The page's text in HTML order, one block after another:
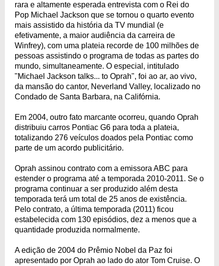
rara e altamente esperada entrevista com o Rei do
Pop Michael Jackson que se tornou o quarto evento
mais assistido da história da TV mundial (e
efetivamente, a maior audiência da carreira de
Winfrey), com uma plateia recorde de 100 milhões de
pessoas assistindo o programa de todas as partes do
mundo, simultaneamente. O especial, intitulado
"Michael Jackson talks... to Oprah", foi ao ar, ao vivo,
da mansão do cantor, Neverland Valley, localizado no
Condado de Santa Barbara, na Califórnia.
Em 2004, outro fato marcante ocorreu, quando Oprah
distribuiu carros Pontiac G6 para toda a plateia,
totalizando 276 veículos doados pela Pontiac como
parte de um acordo publicitário.
Oprah assinou contrato com a emissora ABC para
estender o programa até a temporada 2010-2011. Se o
programa continuar a ser produzido além desta
temporada terá um total de 25 anos de existência.
Pelo contrato, a última temporada (2011) ficou
estabelecida com 130 episódios, dez a menos que a
quantidade produzida normalmente.
A edição de 2004 do Prêmio Nobel da Paz foi
apresentado por Oprah ao lado do ator Tom Cruise. O